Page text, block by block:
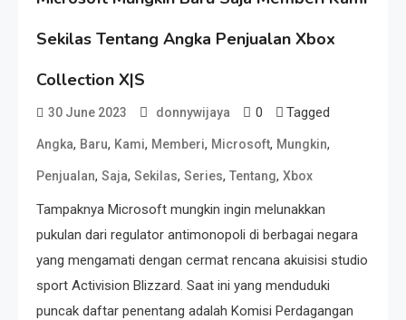
Sekilas Tentang Angka Penjualan Xbox
Collection X|S
30 June 2023 donnywijaya 0 Tagged
Angka, Baru, Kami, Memberi, Microsoft, Mungkin,
Penjualan, Saja, Sekilas, Series, Tentang, Xbox
Tampaknya Microsoft mungkin ingin melunakkan
pukulan dari regulator antimonopoli di berbagai negara
yang mengamati dengan cermat rencana akuisisi studio
sport Activision Blizzard. Saat ini yang menduduki
puncak daftar penentang adalah Komisi Perdagangan